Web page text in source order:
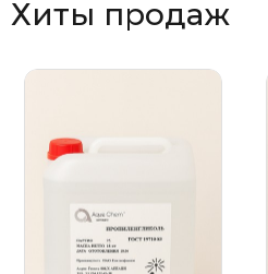
Хиты продаж